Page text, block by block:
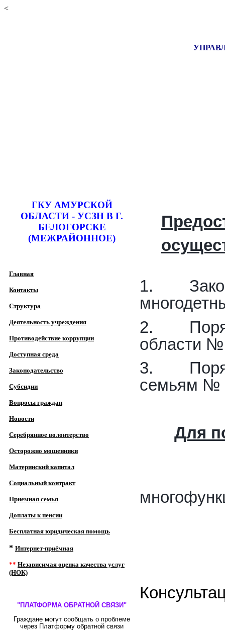
<
ГКУ АМУРСКОЙ
ОБЛАСТИ - УСЗН В Г.
БЕЛОГОРСКЕ
(МЕЖРАЙОННОЕ)
Главная
Контакты
Структура
Деятельность учреждения
Противодействие коррупции
Доступная среда
Законодательство
Субсидии
Вопросы граждан
Новости
Серебрянное волонтерство
Осторожно мошенники
Материнский капитал
Социальный контракт
Приемная семья
Доплаты к пенсии
Бесплатная юридическая помощь
* Интернет-приёмная
** Независимая оценка качества услуг
(НОК)
"ПЛАТФОРМА ОБРАТНОЙ СВЯЗИ"
Граждане могут сообщать о проблеме
через Платформу обратной связи
1. Закон
2.
области №
3.
семьям №
Для